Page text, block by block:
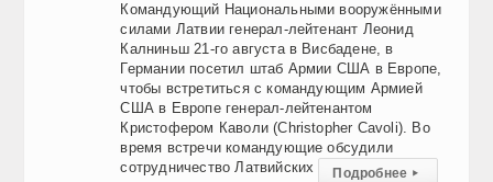
Командующий Национальными вооружёнными
силами Латвии генерал-лейтенант Леонид
Калниньш 21-го августа в Висбадене, в
Германии посетил штаб Армии США в Европе,
чтобы встретиться с командующим Армией
США в Европе генерал-лейтенантом
Кристофером Каволи (Christopher Cavoli). Во
время встречи командующие обсудили
сотрудничество Латвийских
Подробнее ▸